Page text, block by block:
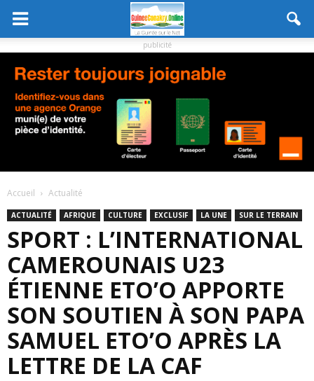
publicité
Accueil Actualité
ACTUALITÉ AFRIQUE CULTURE EXCLUSIF LA UNE SUR LE TERRAIN
SPORT : L’INTERNATIONAL
CAMEROUNAIS U23
ÉTIENNE ETO’O APPORTE
SON SOUTIEN À SON PAPA
SAMUEL ETO’O APRÈS LA
LETTRE DE LA CAF